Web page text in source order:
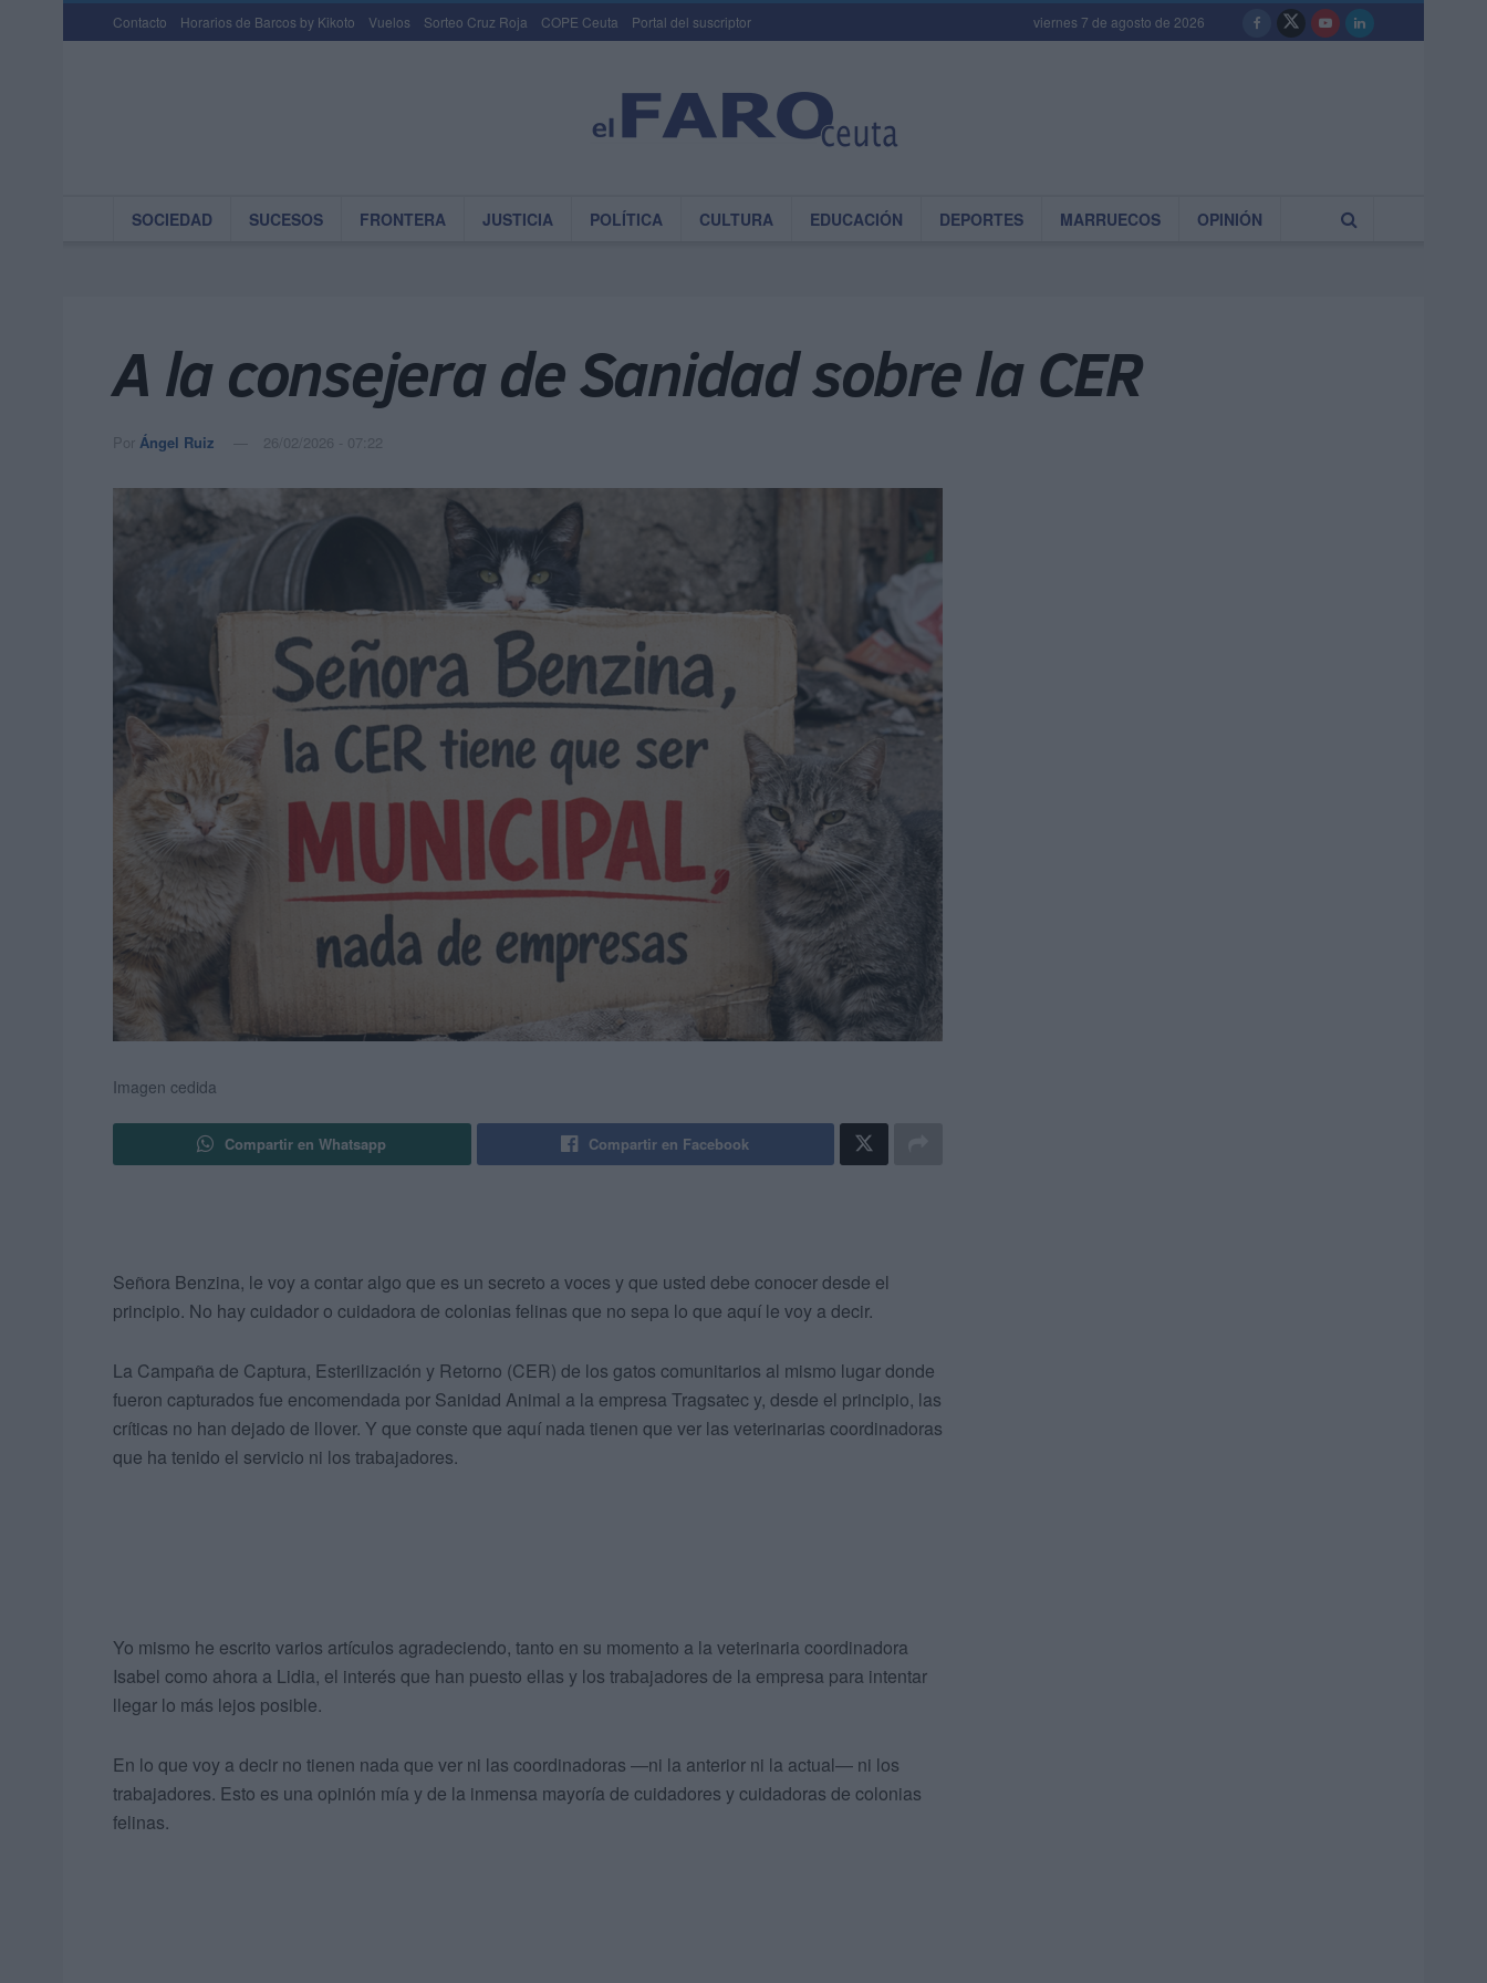
Contacto Horarios de Barcos by Kikoto Vuelos Sorteo Cruz Roja COPE Ceuta Portal del suscriptor viernes 7 de agosto de 2026
SOCIEDAD SUCESOS FRONTERA JUSTICIA POLÍTICA CULTURA EDUCACIÓN DEPORTES MARRUECOS OPINIÓN
A la consejera de Sanidad sobre la CER
Por Ángel Ruiz 26/02/2026 - 07:22
Imagen cedida
Compartir en Whatsapp Compartir en Facebook
Señora Benzina, le voy a contar algo que es un secreto a voces y que usted debe conocer desde el
principio. No hay cuidador o cuidadora de colonias felinas que no sepa lo que aquí le voy a decir.
La Campaña de Captura, Esterilización y Retorno (CER) de los gatos comunitarios al mismo lugar donde
fueron capturados fue encomendada por Sanidad Animal a la empresa Tragsatec y, desde el principio, las
críticas no han dejado de llover. Y que conste que aquí nada tienen que ver las veterinarias coordinadoras
que ha tenido el servicio ni los trabajadores.
Yo mismo he escrito varios artículos agradeciendo, tanto en su momento a la veterinaria coordinadora
Isabel como ahora a Lidia, el interés que han puesto ellas y los trabajadores de la empresa para intentar
llegar lo más lejos posible.
En lo que voy a decir no tienen nada que ver ni las coordinadoras —ni la anterior ni la actual— ni los
trabajadores. Esto es una opinión mía y de la inmensa mayoría de cuidadores y cuidadoras de colonias
felinas.